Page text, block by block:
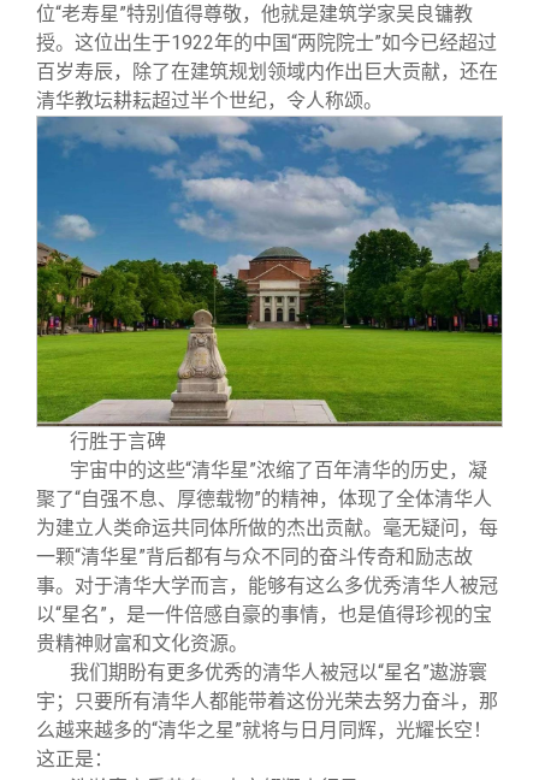
位“老寿星”特别值得尊敬，他就是建筑学家吴良镛教
授。这位出生于1922年的中国“两院院士”如今已经超过
百岁寿辰，除了在建筑规划领域内作出巨大贡献，还在
清华教坛耕耘超过半个世纪，令人称颂。
行胜于言碑
宇宙中的这些“清华星”浓缩了百年清华的历史，凝
聚了“自强不息、厚德载物”的精神，体现了全体清华人
为建立人类命运共同体所做的杰出贡献。毫无疑问，每
一颗“清华星”背后都有与众不同的奋斗传奇和励志故
事。对于清华大学而言，能够有这么多优秀清华人被冠
以“星名”，是一件倍感自豪的事情，也是值得珍视的宝
贵精神财富和文化资源。
我们期盼有更多优秀的清华人被冠以“星名”遨游寰
宇；只要所有清华人都能带着这份光荣去努力奋斗，那
么越来越多的“清华之星”就将与日月同辉，光耀长空！
这正是：